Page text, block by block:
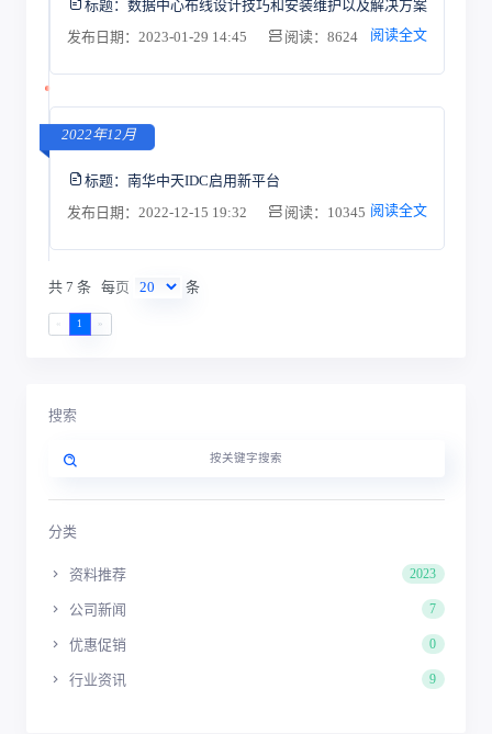
标题： 数据中心布线设计技巧和安装维护以及解决方案
发布日期：2023-01-29 14:45
阅读：8624 阅读全文
2022年12月
标题： 南华中天IDC启用新平台
发布日期：2022-12-15 19:32
阅读：10345 阅读全文
共 7 条 每页 条
1 »
搜索
分类
资料推荐 2023
公司新闻 7
优惠促销 0
行业资讯 9